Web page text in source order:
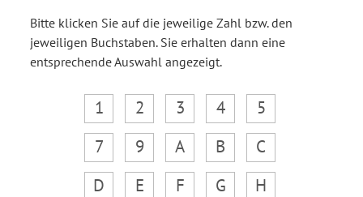
Bitte klicken Sie auf die jeweilige Zahl bzw. den
jeweiligen Buchstaben. Sie erhalten dann eine
entsprechende Auswahl angezeigt.
1 2 3 4
5
7
9 A B
C
D
E F G
H